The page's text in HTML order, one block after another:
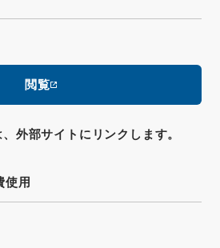
閲覧
外部サイトにリンクします。
使用